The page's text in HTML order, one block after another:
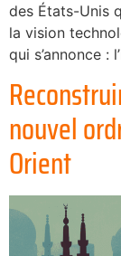
des États-Unis
la vision
qui s’annonce :
nouvel
Orient